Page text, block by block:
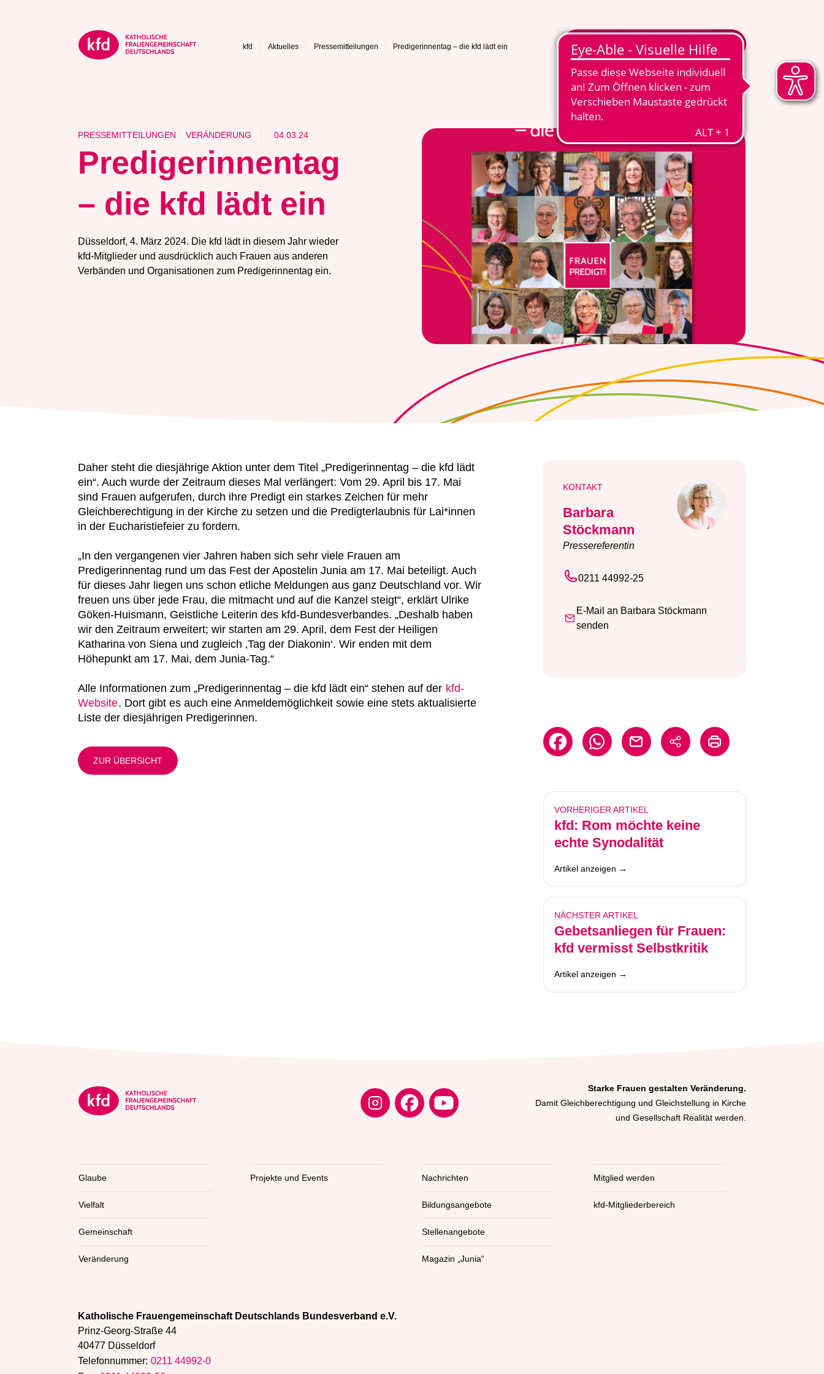
MENÜ MITGLIED WERDEN
kfd Aktuelles Pressemitteilungen Predigerinnentag – die kfd lädt ein
PRESSEMITTEILUNGEN VERÄNDERUNG 04.03.24
Predigerinnentag
– die kfd lädt ein
Düsseldorf, 4. März 2024. Die kfd lädt in diesem Jahr wieder
kfd-Mitglieder und ausdrücklich auch Frauen aus anderen
Verbänden und Organisationen zum Predigerinnentag ein.
Daher steht die diesjährige Aktion unter dem Titel „Predigerinnentag – die kfd lädt
ein“. Auch wurde der Zeitraum dieses Mal verlängert: Vom 29. April bis 17. Mai
sind Frauen aufgerufen, durch ihre Predigt ein starkes Zeichen für mehr
Gleichberechtigung in der Kirche zu setzen und die Predigterlaubnis für Lai*innen
in der Eucharistiefeier zu fordern.
„In den vergangenen vier Jahren haben sich sehr viele Frauen am
Predigerinnentag rund um das Fest der Apostelin Junia am 17. Mai beteiligt. Auch
für dieses Jahr liegen uns schon etliche Meldungen aus ganz Deutschland vor. Wir
freuen uns über jede Frau, die mitmacht und auf die Kanzel steigt“, erklärt Ulrike
Göken-Huismann, Geistliche Leiterin des kfd-Bundesverbandes. „Deshalb haben
wir den Zeitraum erweitert; wir starten am 29. April, dem Fest der Heiligen
Katharina von Siena und zugleich ‚Tag der Diakonin‘. Wir enden mit dem
Höhepunkt am 17. Mai, dem Junia-Tag.“
Alle Informationen zum „Predigerinnentag – die kfd lädt ein“ stehen auf der kfd-
Website. Dort gibt es auch eine Anmeldemöglichkeit sowie eine stets aktualisierte
Liste der diesjährigen Predigerinnen.
ZUR ÜBERSICHT
KONTAKT
Barbara
Stöckmann
Pressereferentin
0211 44992-25
E-Mail an Barbara Stöckmann
senden
VORHERIGER ARTIKEL
kfd: Rom möchte keine
echte Synodalität
Artikel anzeigen →
NÄCHSTER ARTIKEL
Gebetsanliegen für Frauen:
kfd vermisst Selbstkritik
Artikel anzeigen →
Starke Frauen gestalten Veränderung.
Damit Gleichberechtigung und Gleichstellung in Kirche
und Gesellschaft Realität werden.
Glaube
Vielfalt
Gemeinschaft
Veränderung
Projekte und Events Nachrichten
Bildungsangebote
Stellenangebote
Magazin „Junia“
Mitglied werden
kfd-Mitgliederbereich
Katholische Frauengemeinschaft Deutschlands Bundesverband e.V.
Prinz-Georg-Straße 44
40477 Düsseldorf
Telefonnummer: 0211 44992-0